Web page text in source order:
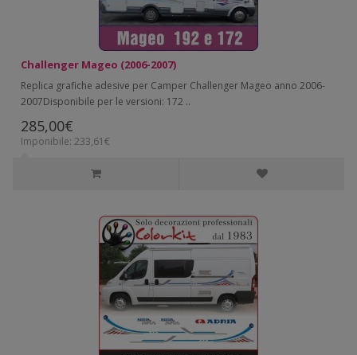
Challenger Mageo (2006-2007)
Replica grafiche adesive per Camper Challenger Mageo anno 2006-
2007Disponibile per le versioni: 172 ..
285,00€
Imponibile: 233,61€